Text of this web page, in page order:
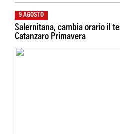
9 AGOSTO
Salernitana, cambia orario il
Catanzaro Primavera